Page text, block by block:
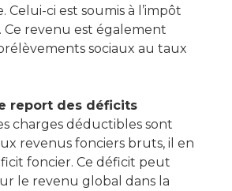
Celui-ci est soumis à l’impôt
Ce revenu est également
sociaux au taux
report des déficits
charges déductibles sont
revenus fonciers bruts, il en
foncier. Ce déficit peut
le revenu global dans la